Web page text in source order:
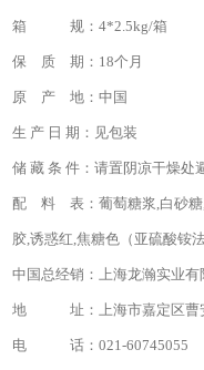
箱 规：4*2.5kg/箱
保 质 期： 18个月
原 产 地：中国
生 产 日 期： 见包装
储 藏 条 件：请置阴凉干燥处
配 料 表：葡萄糖浆,白砂
胶,诱惑红,焦糖色（亚硫酸铵
中国总经销： 上海龙瀚实业有
地 址： 上海市嘉定区
电 话：021-60745055